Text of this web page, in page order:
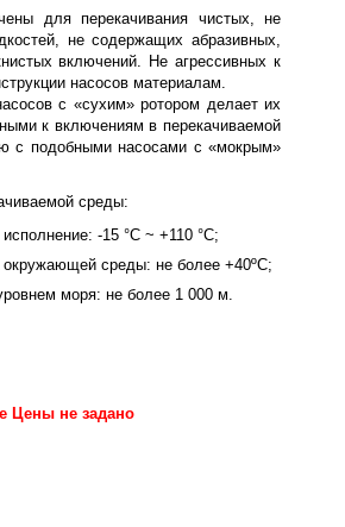
для перекачивания чистых, не
не содержащих абразивных,
включений. Не агрессивных к
насосов материалам.
с «сухим» ротором делает их
к включениям в перекачиваемой
с подобными насосами с «мокрым»
среды:
-15 °С ~ +110 °С;
окружающей среды: не более +40ºС;
моря: не более 1 000 м.
Цены не задано